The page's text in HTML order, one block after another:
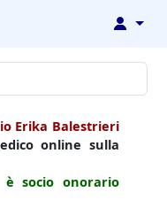
↓
Erika Balestrieri
online sulla
è socio onorario